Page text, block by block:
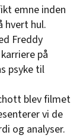
emne inden
hvert hul.
Freddy
på
psyke til
blev filmet
vi de
og analyser.